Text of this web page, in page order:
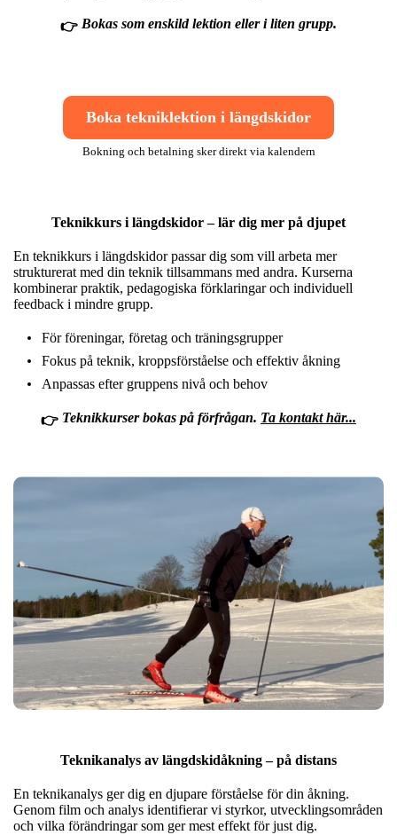
👉 Bokas som enskild lektion eller i liten grupp.
Boka tekniklektion i längdskidor
Bokning och betalning sker direkt via kalendern
Teknikkurs i längdskidor – lär dig mer på djupet
En teknikkurs i längdskidor passar dig som vill arbeta mer
strukturerat med din teknik tillsammans med andra. Kurserna
kombinerar praktik, pedagogiska förklaringar och individuell
feedback i mindre grupp.
För föreningar, företag och träningsgrupper
Fokus på teknik, kroppsförståelse och effektiv åkning
Anpassas efter gruppens nivå och behov
👉 Teknikkurser bokas på förfrågan. Ta kontakt här...
Teknikanalys av längdskidåkning – på distans
En teknikanalys ger dig en djupare förståelse för din åkning.
Genom film och analys identifierar vi styrkor, utvecklingsområden
och vilka förändringar som ger mest effekt för just dig.